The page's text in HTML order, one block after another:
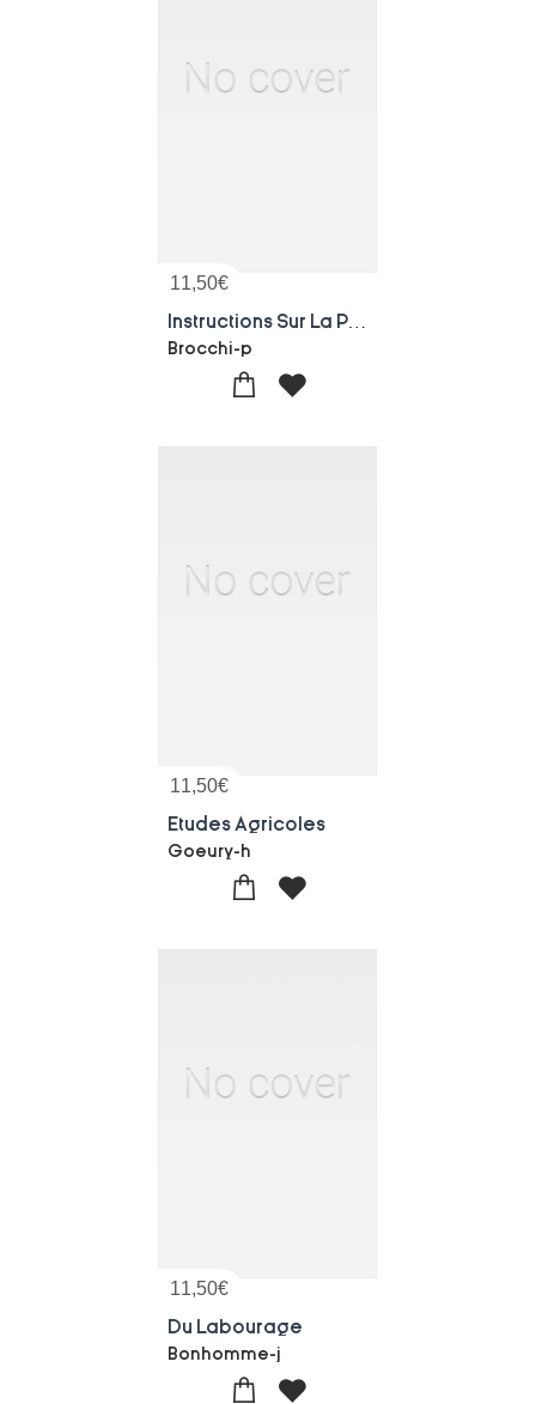
11,50€
Brocchi-p
11,50€
Etudes Agricoles
Goeury-h
11,50€
Du Labourage
Bonhomme-j